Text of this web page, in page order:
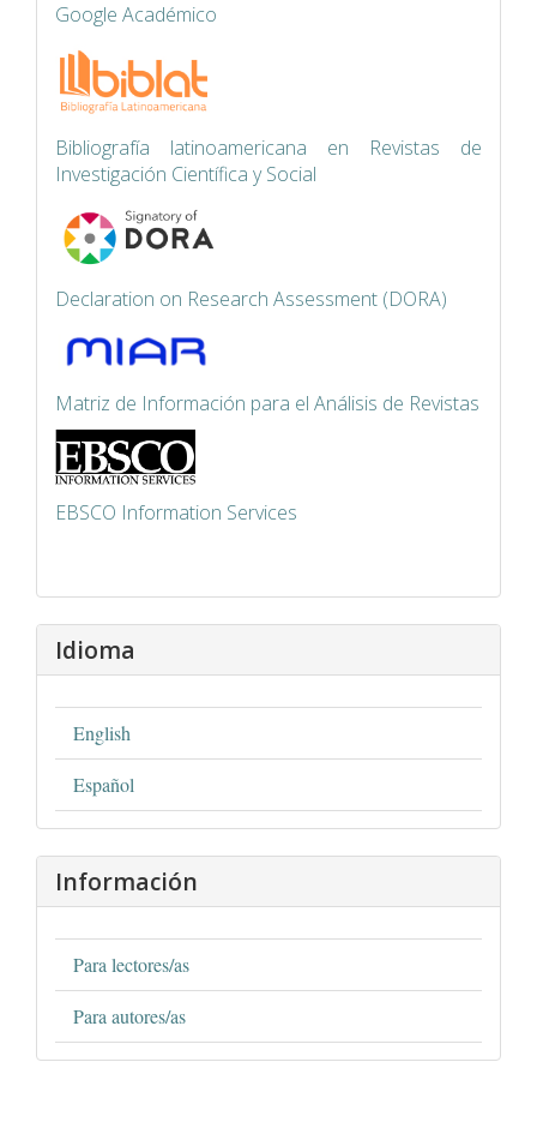
Google Académico
Bibliografía latinoamericana en Revistas de
Investigación Científica y Social
Declaration on Research Assessment (DORA)
Matriz de Información para el Análisis de Revistas
EBSCO Information Services
Idioma
English
Español
Información
Para lectores/as
Para autores/as